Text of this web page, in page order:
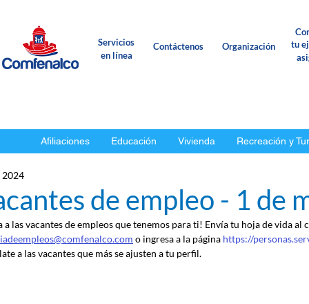
Servicios
en línea
Contáctenos Organización
tu
Afiliaciones Educación Vivienda Recreación y
de empleo - 1 de
2024
a las vacantes de empleos que tenemos para ti! Envía tu hoja de vida al
o ingresa a la página https://
a las vacantes que más se ajusten a tu perfil.